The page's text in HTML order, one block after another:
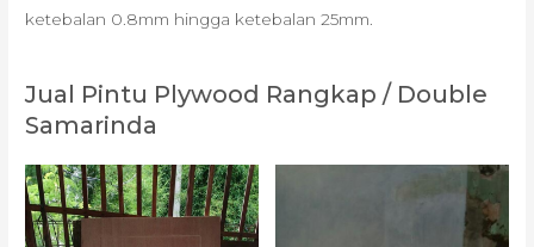
ketebalan 0.8mm hingga ketebalan 25mm.
Jual Pintu Plywood Rangkap / Double
Samarinda